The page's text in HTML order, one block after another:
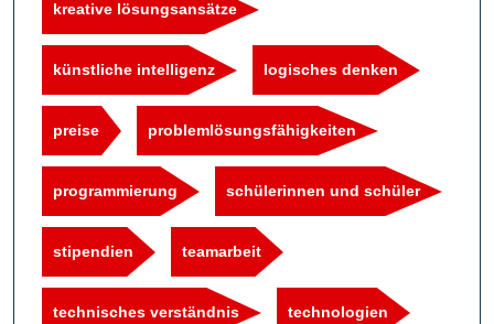
kreative lösungsansätze
künstliche intelligenz logisches denken
preise problemlösungsfähigkeiten
programmierung schülerinnen und schüler
stipendien teamarbeit
technisches verständnis technologien